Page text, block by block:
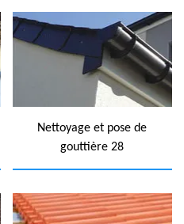
Nettoyage et pose de
gouttière 28